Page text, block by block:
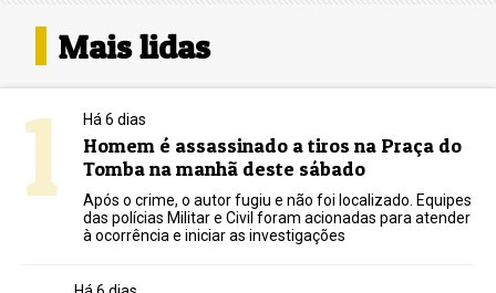
Mais lidas
1 Há 6 dias
Homem é assassinado a tiros na Praça do
Tomba na manhã deste sábado
Após o crime, o autor fugiu e não foi localizado. Equipes
das polícias Militar e Civil foram acionadas para atender
à ocorrência e iniciar as investigações